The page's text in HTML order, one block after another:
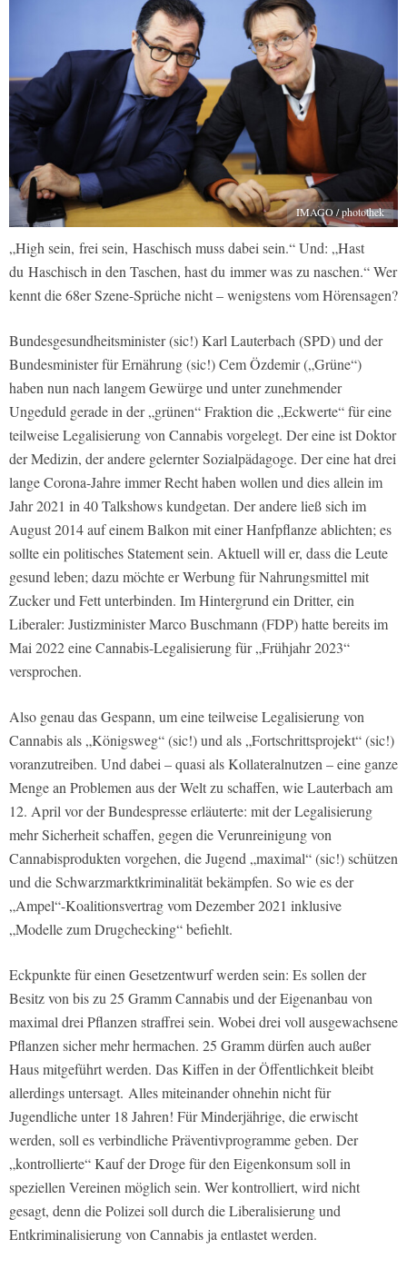
IMAGO / photothek
„High sein, frei sein, Haschisch muss dabei sein.“ Und: „Hast
du Haschisch in den Taschen, hast du immer was zu naschen.“ Wer
kennt die 68er Szene-Sprüche nicht – wenigstens vom Hörensagen?
Bundesgesundheitsminister (sic!) Karl Lauterbach (SPD) und der
Bundesminister für Ernährung (sic!) Cem Özdemir („Grüne“)
haben nun nach langem Gewürge und unter zunehmender
Ungeduld gerade in der „grünen“ Fraktion die „Eckwerte“ für eine
teilweise Legalisierung von Cannabis vorgelegt. Der eine ist Doktor
der Medizin, der andere gelernter Sozialpädagoge. Der eine hat drei
lange Corona-Jahre immer Recht haben wollen und dies allein im
Jahr 2021 in 40 Talkshows kundgetan. Der andere ließ sich im
August 2014 auf einem Balkon mit einer Hanfpflanze ablichten; es
sollte ein politisches Statement sein. Aktuell will er, dass die Leute
gesund leben; dazu möchte er Werbung für Nahrungsmittel mit
Zucker und Fett unterbinden. Im Hintergrund ein Dritter, ein
Liberaler: Justizminister Marco Buschmann (FDP) hatte bereits im
Mai 2022 eine Cannabis-Legalisierung für „Frühjahr 2023“
versprochen.
Also genau das Gespann, um eine teilweise Legalisierung von
Cannabis als „Königsweg“ (sic!) und als „Fortschrittsprojekt“ (sic!)
voranzutreiben. Und dabei – quasi als Kollateralnutzen – eine ganze
Menge an Problemen aus der Welt zu schaffen, wie Lauterbach am
12. April vor der Bundespresse erläuterte: mit der Legalisierung
mehr Sicherheit schaffen, gegen die Verunreinigung von
Cannabisprodukten vorgehen, die Jugend „maximal“ (sic!) schützen
und die Schwarzmarktkriminalität bekämpfen. So wie es der
„Ampel“-Koalitionsvertrag vom Dezember 2021 inklusive
„Modelle zum Drugchecking“ befiehlt.
Eckpunkte für einen Gesetzentwurf werden sein: Es sollen der
Besitz von bis zu 25 Gramm Cannabis und der Eigenanbau von
maximal drei Pflanzen straffrei sein. Wobei drei voll ausgewachsene
Pflanzen sicher mehr hermachen. 25 Gramm dürfen auch außer
Haus mitgeführt werden. Das Kiffen in der Öffentlichkeit bleibt
allerdings untersagt. Alles miteinander ohnehin nicht für
Jugendliche unter 18 Jahren! Für Minderjährige, die erwischt
werden, soll es verbindliche Präventivprogramme geben. Der
„kontrollierte“ Kauf der Droge für den Eigenkonsum soll in
speziellen Vereinen möglich sein. Wer kontrolliert, wird nicht
gesagt, denn die Polizei soll durch die Liberalisierung und
Entkriminalisierung von Cannabis ja entlastet werden.